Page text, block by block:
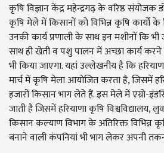
कृषि विज्ञान केंद्र महेन्द्रगढ़ के वरिष्ठ संयोजक
कृषि मेले में किसानों को विभिन्न कृषि कार्यों के
उनकी कार्य प्रणाली के साथ इन मशीनों कि
साथ ही खेती व पशु पालन में अच्छा कार्य करने
भी किया जाएगा. यहां उल्लेखनीय है कि
मार्च में कृषि मेला आयोजित करता है, जिसमें
हजारों किसान भाग लेते हैं. इस मेले में एग्रो-
जाती है जिसमें हरियाणा कृषि विश्वविद्यालय,
किसान कल्याण विभाग के अतिरिक्त विभिन्न
बनाने वाली कंपनियां भी भाग लेकर अपनी